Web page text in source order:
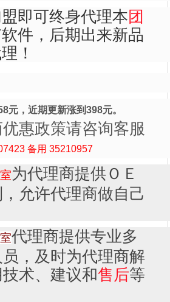
即可终身代理本团
件，后期出来新品
！
元，近期更新涨到398元。
惠政策请咨询客服
备用 35210957
为代理商提供ＯＥ
允许代理商做自己
代理商提供专业多
，及时为代理商解
术、建议和售后等